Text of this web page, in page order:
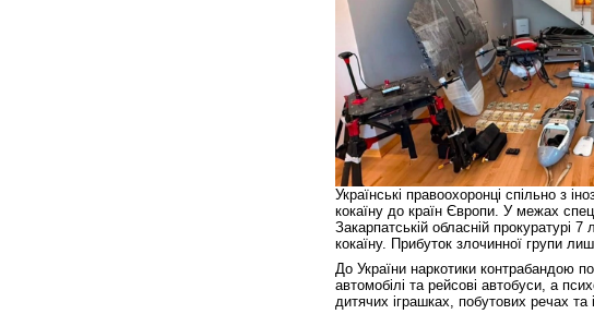
Українські правоохоронці спільно з
кокаїну до країн Європи. У межах
Закарпатській обласній
кокаїну. Прибуток злочинної групи
До України наркотики контрабандою
автомобілі та рейсові автобуси, а
дитячих іграшках, побутових речах